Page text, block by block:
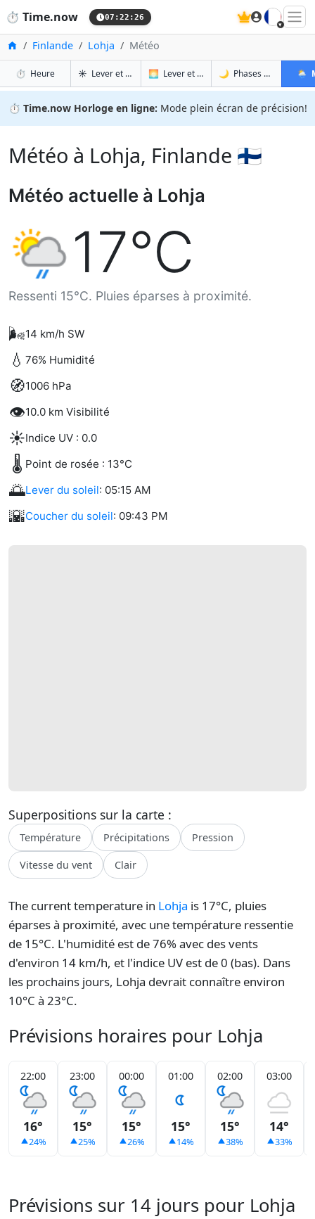
⏱️ Time.now 07:22:27 🇫🇷
Accueil
Finlande Lohja Météo
⏱️ Heureà Lohja☀️ Lever et coucher du soleil à Lohja
🌅 Lever et coucher du soleil demain à
🌙 Phases de la Lune à
🌦️
⏱️ Time.now Horloge en ligne: Mode plein écran de précision!
Météo à Lohja, Finlande 🇫🇮
Météo actuelle à Lohja
17°C
Ressenti 15°C. Pluies éparses à proximité.
🌬️14 km/h SW
💧 76% Humidité
🧭1006 hPa
👁️10.0 km Visibilité
☀️Indice UV : 0.0
🌡️ Point de rosée : 13°C
🌅Lever du soleil: 05:15 AM
🌇Coucher du soleil: 09:43 PM
Superpositions sur la carte :
Température Précipitations Pression
Vitesse du vent Clair
The current temperature in Lohja is 17°C, pluies
éparses à proximité, avec une température ressentie
de 15°C. L'humidité est de 76% avec des vents
d'environ 14 km/h, et l'indice UV est de 0 (bas). Dans
les prochains jours, Lohja devrait connaître environ
10°C à 23°C.
Prévisions horaires pour Lohja
22:00
16°
24%
23:00
15°
25%
00:00
15°
26%
01:00
15°
14%
02:00
15°
38%
03:00
14°
33%
Prévisions sur 14 jours pour Lohja